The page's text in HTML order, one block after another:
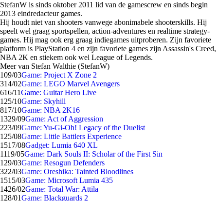
StefanW is sinds oktober 2011 lid van de gamescrew en sinds begin
2013 eindredacteur games.
Hij houdt niet van shooters vanwege abonimabele shooterskills. Hij
speelt wel graag sportspellen, action-adventures en realtime strategy-
games. Hij mag ook erg graag indiegames uitproberen. Zijn favoriete
platform is PlayStation 4 en zijn favoriete games zijn Assassin's Creed,
NBA 2K en stiekem ook wel League of Legends.
Meer van Stefan Walthie (StefanW)
109/03Game: Project X Zone 2
314/02Game: LEGO Marvel Avengers
616/11Game: Guitar Hero Live
1 25/10Game: Skyhill
817/10Game: NBA 2K16
1329/09Game: Act of Aggression
223/09Game: Yu-Gi-Oh! Legacy of the Duelist
1 25/08Game: Little Battlers Experience
1517/08Gadget: Lumia 640 XL
1119/05Game: Dark Souls II: Scholar of the First Sin
1 29/03Game: Resogun Defenders
322/03Game: Oreshika: Tainted Bloodlines
1515/03Game: Microsoft Lumia 435
1426/02Game: Total War: Attila
1 28/01Game: Blackguards 2